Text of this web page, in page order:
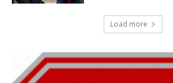
Load more